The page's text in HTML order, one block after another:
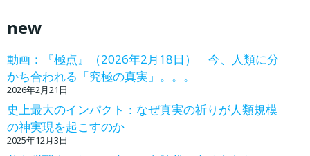
new
動画：『極点』（2026年2月18日） 今、人類に分
かち合われる「究極の真実」。。。
2026年2月21日
史上最大のインパクト：なぜ真実の祈りが人類規模
の神実現を起こすのか
2025年12月3日